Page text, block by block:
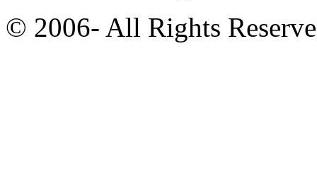
© 2006- All Rights